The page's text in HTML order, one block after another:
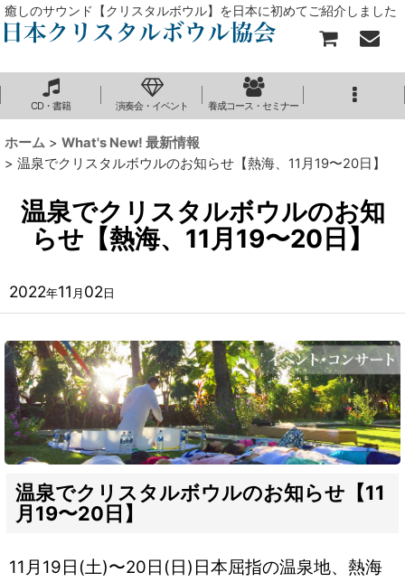
癒しのサウンド【クリスタルボウル】を日本に初めてご紹介しました
CD・書籍 演奏会・イベント 養成コース・セミナー
ホーム > What's New! 最新情報
> 温泉でクリスタルボウルのお知らせ【熱海、11月19〜20日】
温泉でクリスタルボウルのお知
らせ【熱海、11月19〜20日】
2022年11 月02日
温泉でクリスタルボウルのお知らせ【11
月19〜20日】
11月19日(土)〜20日(日)日本屈指の温泉地、熱海